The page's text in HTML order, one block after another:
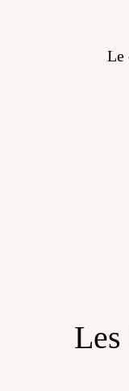
Le